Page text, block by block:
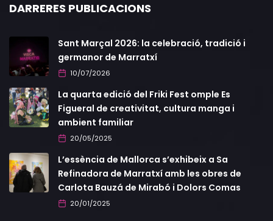
DARRERES PUBLICACIONS
Sant Marçal 2026: la celebració, tradició i
germanor de Marratxí
10/07/2026
La quarta edició del Friki Fest omple Es
Figueral de creativitat, cultura manga i
ambient familiar
20/05/2025
L’essència de Mallorca s’exhibeix a Sa
Refinadora de Marratxí amb les obres de
Carlota Bauzá de Mirabó i Dolors Comas
20/01/2025